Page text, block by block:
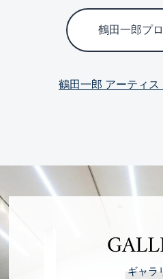
鶴田一郎プ
鶴田一郎 アーティス
ギャラ